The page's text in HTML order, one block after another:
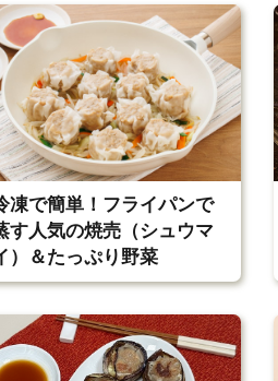
凍で簡単！フライパンで
す人気の焼売（シュウマ
）＆たっぷり野菜